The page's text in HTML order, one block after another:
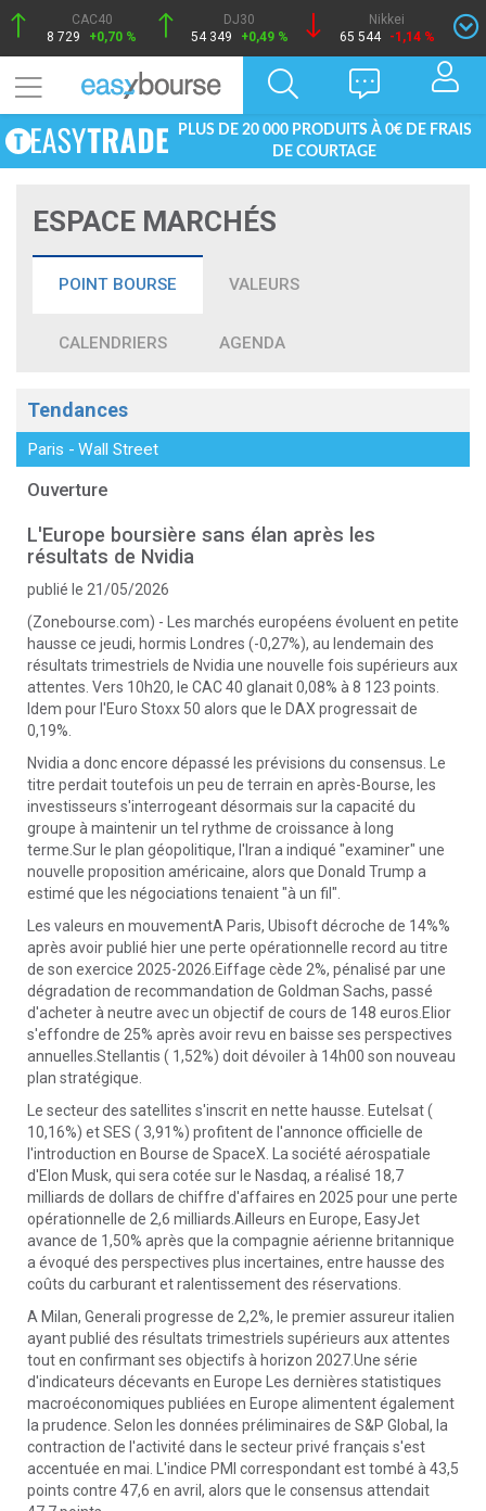
CAC40
8 729
+0,70 %
DJ30
54 349
+0,49 %
Nikkei
65 544 -1,14 %
PLUS DE 20 000 PRODUITS À 0€ DE FRAIS
DE COURTAGE
ESPACE MARCHÉS
POINT BOURSE VALEURS
CALENDRIERS AGENDA
Tendances
Paris - Wall Street
Ouverture
L'Europe boursière sans élan après les
résultats de Nvidia
publié le 21/05/2026
(Zonebourse.com) - Les marchés européens évoluent en petite
hausse ce jeudi, hormis Londres (-0,27%), au lendemain des
résultats trimestriels de Nvidia une nouvelle fois supérieurs aux
attentes. Vers 10h20, le CAC 40 glanait 0,08% à 8 123 points.
Idem pour l'Euro Stoxx 50 alors que le DAX progressait de
0,19%.
Nvidia a donc encore dépassé les prévisions du consensus. Le
titre perdait toutefois un peu de terrain en après-Bourse, les
investisseurs s'interrogeant désormais sur la capacité du
groupe à maintenir un tel rythme de croissance à long
terme.Sur le plan géopolitique, l'Iran a indiqué "examiner" une
nouvelle proposition américaine, alors que Donald Trump a
estimé que les négociations tenaient "à un fil".
Les valeurs en mouvementA Paris, Ubisoft décroche de 14%%
après avoir publié hier une perte opérationnelle record au titre
de son exercice 2025-2026.Eiffage cède 2%, pénalisé par une
dégradation de recommandation de Goldman Sachs, passé
d'acheter à neutre avec un objectif de cours de 148 euros.Elior
s'effondre de 25% après avoir revu en baisse ses perspectives
annuelles.Stellantis ( 1,52%) doit dévoiler à 14h00 son nouveau
plan stratégique.
Le secteur des satellites s'inscrit en nette hausse. Eutelsat (
10,16%) et SES ( 3,91%) profitent de l'annonce officielle de
l'introduction en Bourse de SpaceX. La société aérospatiale
d'Elon Musk, qui sera cotée sur le Nasdaq, a réalisé 18,7
milliards de dollars de chiffre d'affaires en 2025 pour une perte
opérationnelle de 2,6 milliards.Ailleurs en Europe, EasyJet
avance de 1,50% après que la compagnie aérienne britannique
a évoqué des perspectives plus incertaines, entre hausse des
coûts du carburant et ralentissement des réservations.
A Milan, Generali progresse de 2,2%, le premier assureur italien
ayant publié des résultats trimestriels supérieurs aux attentes
tout en confirmant ses objectifs à horizon 2027.Une série
d'indicateurs décevants en Europe Les dernières statistiques
macroéconomiques publiées en Europe alimentent également
la prudence. Selon les données préliminaires de S&P Global, la
contraction de l'activité dans le secteur privé français s'est
accentuée en mai. L'indice PMI correspondant est tombé à 43,5
points contre 47,6 en avril, alors que le consensus attendait